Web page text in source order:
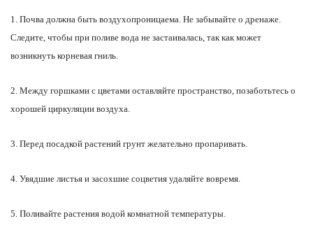
1. Почва должна быть воздухопроницаема. Не забывайте о дренаже.
Следите, чтобы при поливе вода не застаивалась, так как может
возникнуть корневая гниль.
2. Между горшками с цветами оставляйте пространство, позаботьтесь о
хорошей циркуляции воздуха.
3. Перед посадкой растений грунт желательно пропаривать.
4. Увядшие листья и засохшие соцветия удаляйте вовремя.
5. Поливайте растения водой комнатной температуры.